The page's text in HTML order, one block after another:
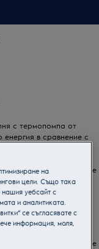
с термопомпа от
енергия в сравнение с
суши прането
температура,
за да запазите дрехите
с термопомпа от
в сравнение с
суши прането
температура,
за да запазите дрехите
на
цели. Също така
нашия уебсайт с
и аналитиката.
се съгласявате с
информация, моля,